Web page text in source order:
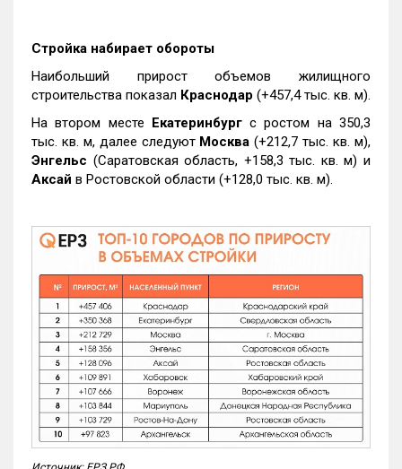
Стройка набирает обороты
Наибольший прирост объемов жилищного
строительства показал Краснодар (+457,4 тыс. кв. м).
На втором месте Екатеринбургс ростом на 350,3
тыс. кв. м, далее следуют Москва (+212,7 тыс. кв. м),
Энгельс (Саратовская область, +158,3 тыс. кв. м) и
Аксай в Ростовской области (+128,0 тыс. кв. м).